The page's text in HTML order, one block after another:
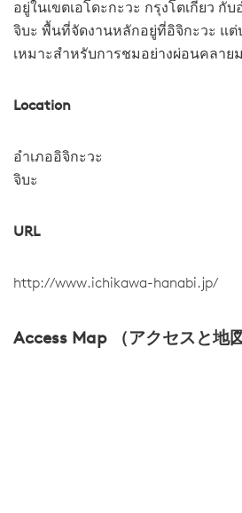
อยู่ในเขตเอโดะกะวะ กรุงโตเกียว กั
จิบะ พื้นที่จัดงานหลักอยู่ที่อิจิกะวะ แต่
เหมาะสำหรับการชมอย่างผ่อนคลาย
Location
อำเภออิจิกะวะ
จิบะ
URL
http://www.ichikawa-hanabi.jp/
Access Map （アクセスと地図